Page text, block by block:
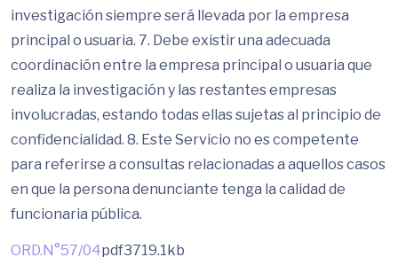
investigación siempre será llevada por la empresa
principal o usuaria. 7. Debe existir una adecuada
coordinación entre la empresa principal o usuaria que
realiza la investigación y las restantes empresas
involucradas, estando todas ellas sujetas al principio de
confidencialidad. 8. Este Servicio no es competente
para referirse a consultas relacionadas a aquellos casos
en que la persona denunciante tenga la calidad de
funcionaria pública.
ORD.N°57/04pdf3719.1kb